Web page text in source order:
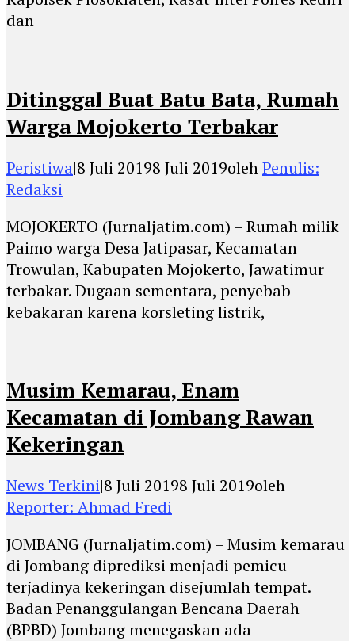
dan
Ditinggal Buat Batu Bata, Rumah
Warga Mojokerto Terbakar
Peristiwa|8 Juli 20198 Juli 2019olehPenulis:
Redaksi
MOJOKERTO (Jurnaljatim.com) – Rumah milik
Paimo warga Desa Jatipasar, Kecamatan
Trowulan, Kabupaten Mojokerto, Jawatimur
terbakar. Dugaan sementara, penyebab
kebakaran karena korsleting listrik,
Musim Kemarau, Enam
Kecamatan di Jombang Rawan
Kekeringan
News Terkini|8 Juli 20198 Juli 2019oleh
Reporter: Ahmad Fredi
JOMBANG (Jurnaljatim.com) – Musim kemarau
di Jombang diprediksi menjadi pemicu
terjadinya kekeringan disejumlah tempat.
Badan Penanggulangan Bencana Daerah
(BPBD) Jombang menegaskan ada